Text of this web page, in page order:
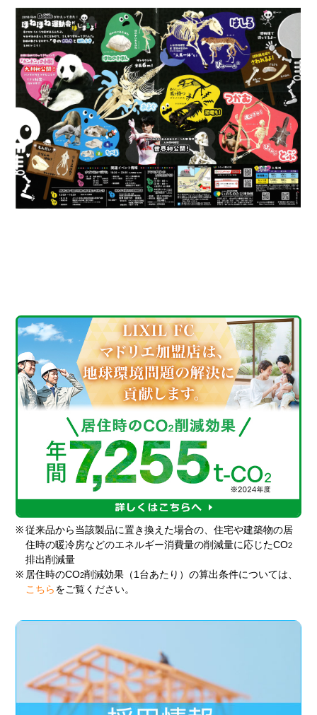
※ 従来品から当該製品に置き換えた場合の、住宅や建築物の居
住時の暖冷房などのエネルギー消費量の削減量に応じたCO2
排出削減量
※ 居住時のCO2削減効果（1台あたり）の算出条件については、
こちら をご覧ください。